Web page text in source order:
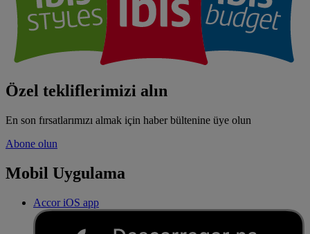
Özel tekliflerimizi alın
En son fırsatlarımızı almak için haber bültenine üye olun
Abone olun
Mobil Uygulama
Accor iOS app